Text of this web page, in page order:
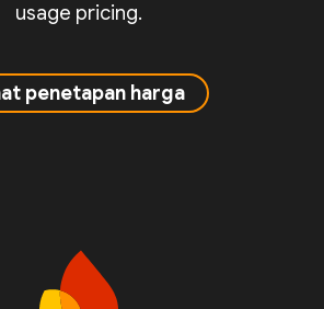
usage pricing.
penetapan harga